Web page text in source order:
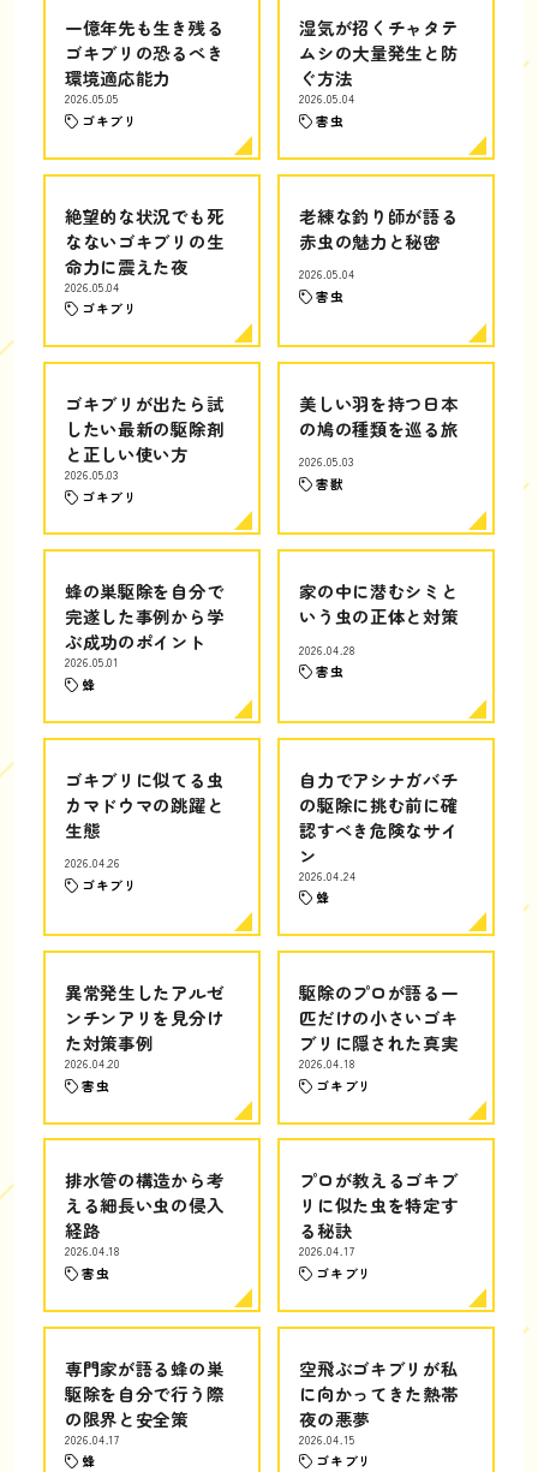
一億年先も生き残る
ゴキブリの恐るべき
環境適応能力
2026.05.05
ゴキブリ
湿気が招くチャタテ
ムシの大量発生と防
ぐ方法
2026.05.04
害虫
絶望的な状況でも死
なないゴキブリの生
命力に震えた夜
2026.05.04
ゴキブリ
老練な釣り師が語る
赤虫の魅力と秘密
2026.05.04
害虫
ゴキブリが出たら試
したい最新の駆除剤
と正しい使い方
2026.05.03
ゴキブリ
美しい羽を持つ日本
の鳩の種類を巡る旅
2026.05.03
害獣
蜂の巣駆除を自分で
完遂した事例から学
ぶ成功のポイント
2026.05.01
蜂
家の中に潜むシミと
いう虫の正体と対策
2026.04.28
害虫
ゴキブリに似てる虫
カマドウマの跳躍と
生態
2026.04.26
ゴキブリ
自力でアシナガバチ
の駆除に挑む前に確
認すべき危険なサイ
ン
2026.04.24
蜂
異常発生したアルゼ
ンチンアリを見分け
た対策事例
2026.04.20
害虫
駆除のプロが語る一
匹だけの小さいゴキ
ブリに隠された真実
2026.04.18
ゴキブリ
排水管の構造から考
える細長い虫の侵入
経路
2026.04.18
害虫
プロが教えるゴキブ
リに似た虫を特定す
る秘訣
2026.04.17
ゴキブリ
専門家が語る蜂の巣
駆除を自分で行う際
の限界と安全策
2026.04.17
蜂
空飛ぶゴキブリが私
に向かってきた熱帯
夜の悪夢
2026.04.15
ゴキブリ